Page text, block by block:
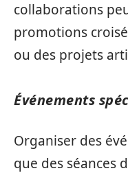
collaborations
promotions
ou des projets
Événements
Organiser des
que des séances